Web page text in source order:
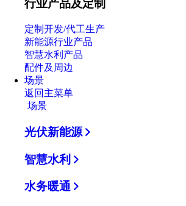
行业产品及定制
定制开发/代工生产
新能源行业产品
智慧水利产品
配件及周边
场景
返回主菜单
场景
光伏新能源
智慧水利
水务暖通